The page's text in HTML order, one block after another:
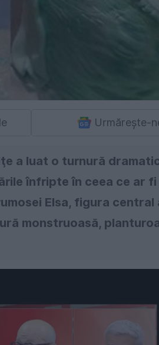
Urmărește-
a luat o turnură
înfripte în ceea ce ar
Elsa, figura central
monstruoasă,